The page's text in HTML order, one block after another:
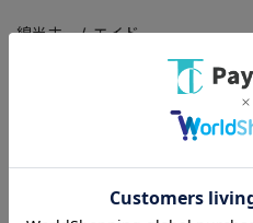
綿半ホームエイド
凍殺ジェット 300ML [1本]